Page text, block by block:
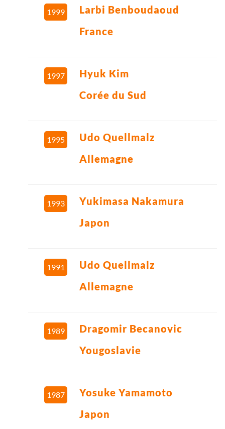
1999
Larbi Benboudaoud
France
1997
Hyuk Kim
Corée du Sud
1995
Udo Quellmalz
Allemagne
1993
Yukimasa Nakamura
Japon
1991
Udo Quellmalz
Allemagne
1989
Dragomir Becanovic
Yougoslavie
1987
Yosuke Yamamoto
Japon